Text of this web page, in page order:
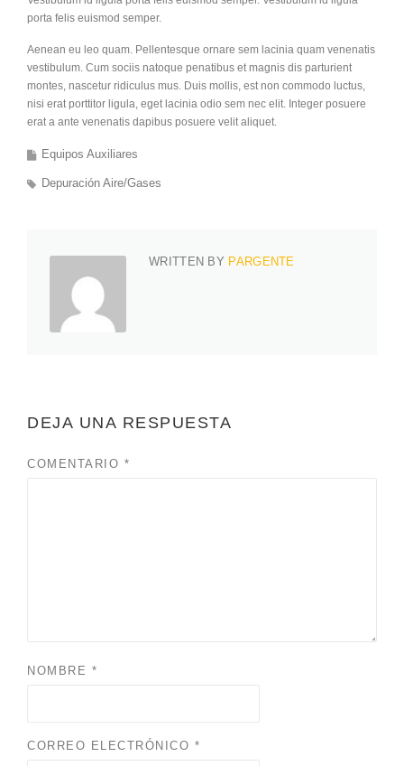
porta felis euismod semper.
Aenean eu leo quam. Pellentesque ornare sem lacinia quam venenatis
vestibulum. Cum sociis natoque penatibus et magnis dis parturient
montes, nascetur ridiculus mus. Duis mollis, est non commodo luctus,
nisi erat porttitor ligula, eget lacinia odio sem nec elit. Integer posuere
erat a ante venenatis dapibus posuere velit aliquet.
Equipos Auxiliares
Depuración Aire/Gases
WRITTEN BY PARGENTE
DEJA UNA RESPUESTA
COMENTARIO *
NOMBRE *
CORREO ELECTRÓNICO *